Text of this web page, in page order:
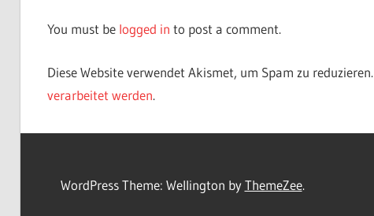
You must be logged in to post a comment.
Diese Website verwendet Akismet, um Spam zu reduzieren.
verarbeitet werden.
WordPress Theme: Wellington byThemeZee.